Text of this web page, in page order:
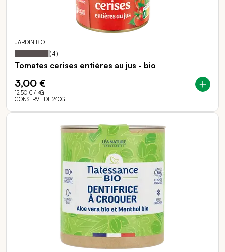
JARDIN BIO
Notation: 95
% of
( 4 )
Tomates cerises entières au jus - bio
3,00 €
12,50 € / KG
CONSERVE DE 240G